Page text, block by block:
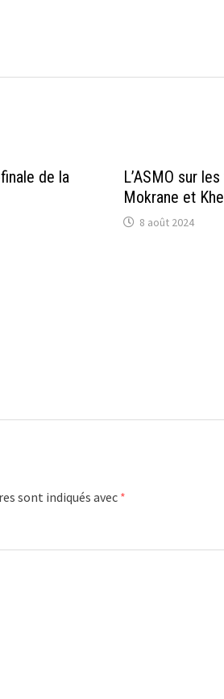
de la
L’ASMO sur
Mokrane et
8 août 2024
sont indiqués avec *